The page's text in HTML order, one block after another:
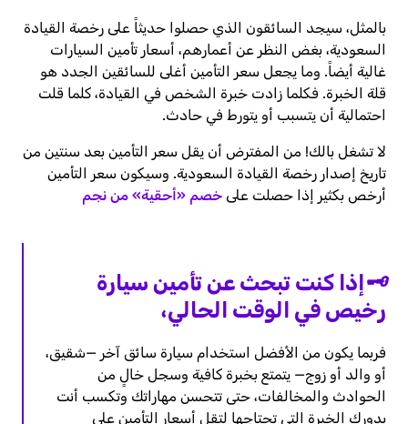
بالمثل، سيجد السائقون الذي حصلوا حديثاً على رخصة القيادة
السعودية، بغض النظر عن أعمارهم، أسعار تأمين السيارات
غالية أيضاً. وما يجعل سعر التأمين أغلى للسائقين الجدد هو
قلة الخبرة. فكلما زادت خبرة الشخص في القيادة، كلما قلت
احتمالية أن يتسبب أو يتورط في حادث.
لا تشغل بالك! من المفترض أن يقل سعر التأمين بعد سنتين من
تاريخ إصدار رخصة القيادة السعودية. وسيكون سعر التأمين
أرخص بكثير إذا حصلت علىخصم «أحقية» من نجم
🗝️إذا كنت تبحث عن تأمين سيارة
رخيص في الوقت الحالي،
فربما يكون من الأفضل استخدام سيارة سائق آخر —شقيق،
أو والد أو زوج— يتمتع بخبرة كافية وسجل خالٍ من
الحوادث والمخالفات، حتى تتحسن مهاراتك وتكسب أنت
بدورك الخبرة التي تحتاجها لتقل أسعار التأمين على